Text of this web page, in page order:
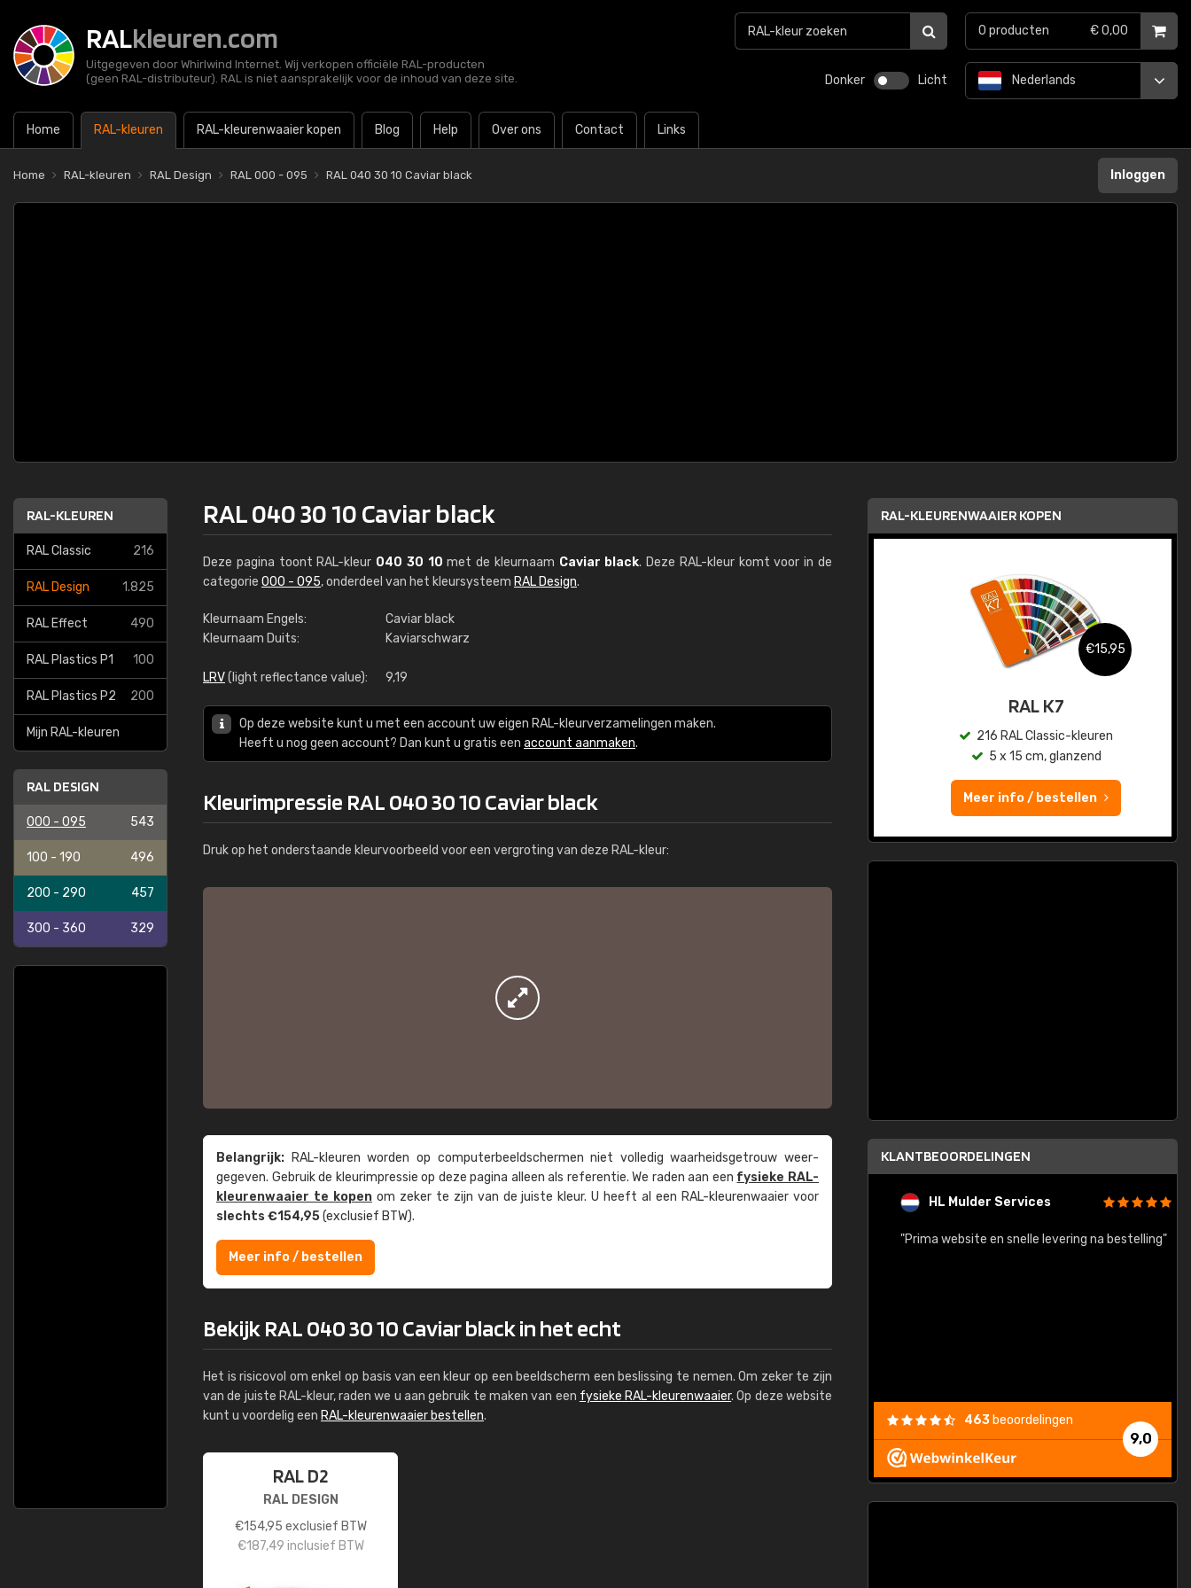
RALkleuren.com
Uitgegeven door Whirlwind Internet. Wij verkopen officiële RAL-producten
(geen RAL-distributeur). RAL is niet aansprakelijk voor de inhoud van deze site.
Donker Licht
Home RAL-kleuren RAL-kleurenwaaier kopen Blog Help Over ons Contact Links
Nederlands
0 producten € 0,00
Home RAL-kleuren RAL Design RAL 000 - 095 RAL 040 30 10 Caviar black Inloggen
RAL-KLEUREN
RAL Classic 216
RAL Design 1.825
RAL Effect 490
RAL Plastics P1 100
RAL Plastics P2 200
Mijn RAL-kleuren
RAL DESIGN
000 - 095 543
100 - 190 496
200 - 290 457
300 - 360 329
RAL 040 30 10 Caviar black
Deze pagina toont RAL-kleur 040 30 10 met de kleurnaam Caviar black. Deze RAL-kleur komt voor in de
categorie 000 - 095, onderdeel van het kleursysteem RAL Design.
Kleurnaam Engels:
Caviar black
Kleurnaam Duits:
Kaviarschwarz
LRV(light reflectance value): 9,19
Op deze website kunt u met een account uw eigen RAL-kleurverzamelingen maken.
Heeft u nog geen account? Dan kunt u gratis een account aanmaken.
Kleurimpressie RAL 040 30 10 Caviar black
Druk op het onderstaande kleurvoorbeeld voor een vergroting van deze RAL-kleur:
Belangrijk: RAL-kleuren worden op computer­beeld­schermen niet volledig waarheids­­getrouw weer­
gegeven. Gebruik de kleur­impressie op deze pagina alleen als referentie. We raden aan een fysieke RAL-
kleuren­waaier te kopenom zeker te zijn van de juiste kleur. U heeft al een RAL-kleuren­waaier voor
slechts €154,95(exclusief BTW).
Meer info / bestellen
Bekijk RAL 040 30 10 Caviar black in het echt
Het is risicovol om enkel op basis van een kleur op een beeldscherm een beslissing te nemen. Om zeker te zijn
van de juiste RAL-kleur, raden we u aan gebruik te maken van een fysieke RAL-kleurenwaaier. Op deze website
kunt u voordelig een RAL-kleurenwaaier bestellen.
RAL D2
RAL DESIGN
€154,95 exclusief BTW
€187,49 inclusief BTW
RAL-KLEURENWAAIER KOPEN
RAL K7 op waterbasis
€15,95
RAL K7
216 RAL Classic-kleuren
5 x 15 cm, glanzend
Meer info / bestellen
KLANTBEOORDELINGEN
Kambier BV HL Mulder Services
"Prima website en snelle levering na bestelling"
9,0
463 beoordelingen